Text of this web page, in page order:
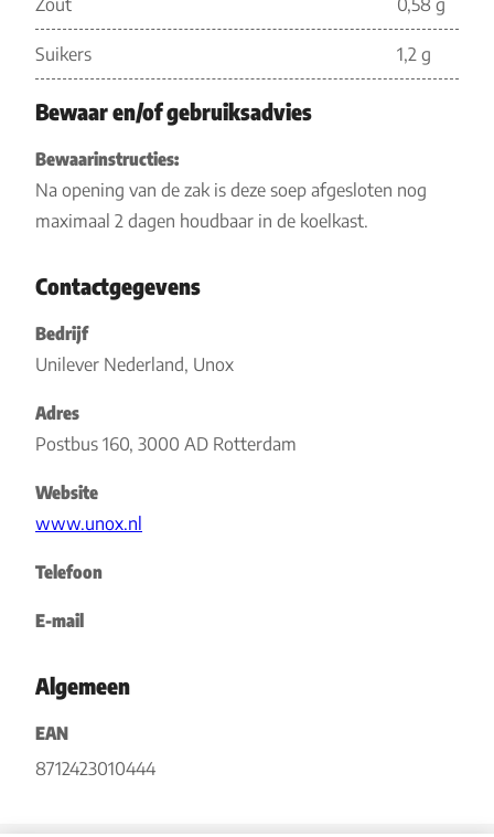
Zout 0,58 g
Suikers 1,2 g
Bewaar en/of gebruiksadvies
Bewaarinstructies:
Na opening van de zak is deze soep afgesloten nog
maximaal 2 dagen houdbaar in de koelkast.
Contactgegevens
Bedrijf
Unilever Nederland, Unox
Adres
Postbus 160, 3000 AD Rotterdam
Website
www.unox.nl
Telefoon
E-mail
Algemeen
EAN
8712423010444